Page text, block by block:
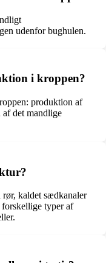
udenfor bughulen.
i kroppen?
produktion af
det mandlige
rør, kaldet sædkanaler
typer af